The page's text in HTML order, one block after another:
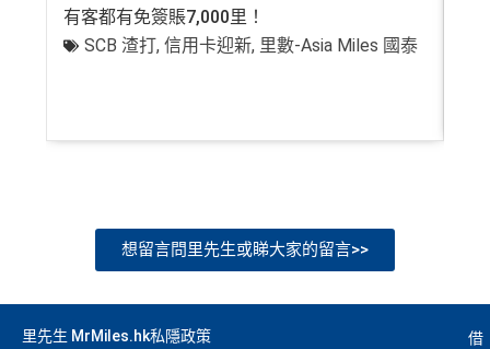
有客都有免簽賬7,000里！
SCB 渣打,信用卡迎新, 里數-Asia Miles 國泰
想留言問里先生或睇大家的留言>>
里先生 MrMiles.hk私隱政策
借